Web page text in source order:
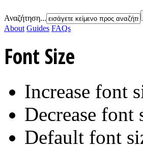
Αναζήτηση...
About Guides FAQs
Font Size
Increase font
Decrease font
Default font